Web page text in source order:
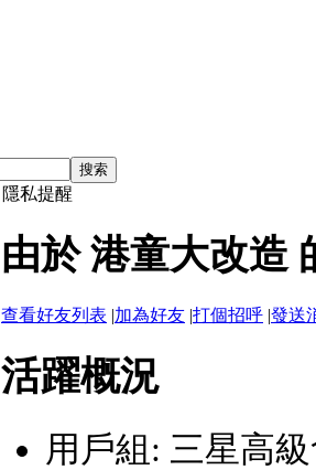
搜索
隱私提醒
由於 港童大改造
查看好友列表 |加為好友 |打個招呼 |發送
活躍概況
用戶組: 三星高